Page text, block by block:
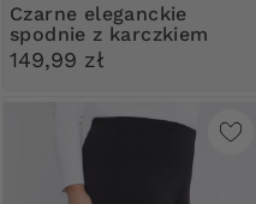
Czarne eleganckie
spodnie z karczkiem
149,99 zł